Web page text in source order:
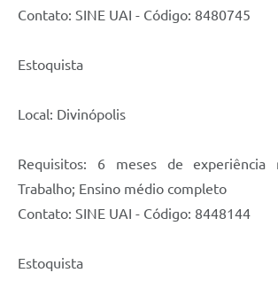
Contato: SINE UAI - Código: 8480745
Estoquista
Local: Divinópolis
Requisitos: 6 meses de experiência
Trabalho; Ensino médio completo
Contato: SINE UAI - Código: 8448144
Estoquista